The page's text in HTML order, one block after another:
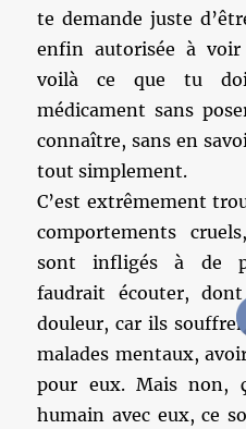
te demande juste
enfin autorisée à voir
voilà ce que tu
médicament sans
connaître, sans en
tout simplement.
C’est extrêmement
comportements
sont infligés à de
faudrait écouter,
douleur, car ils
malades mentaux,
pour eux. Mais non,
humain avec eux, ce